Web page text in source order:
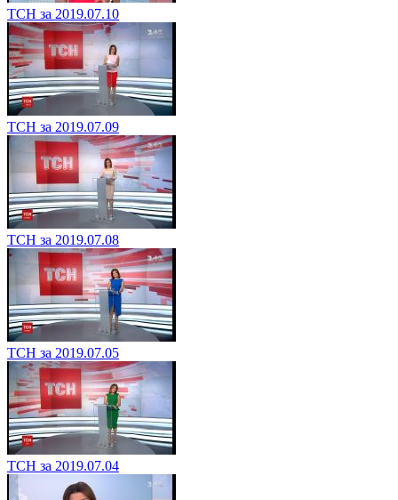
ТСН за 2019.07.10
ТСН за 2019.07.09
ТСН за 2019.07.08
ТСН за 2019.07.05
ТСН за 2019.07.04